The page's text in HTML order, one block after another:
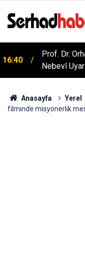
05:57
Sağlıklı
Multi-Fiber
Anasayfa Yerel
filminde misyonerlik